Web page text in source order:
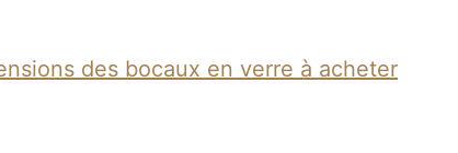
des bocaux en verre à acheter